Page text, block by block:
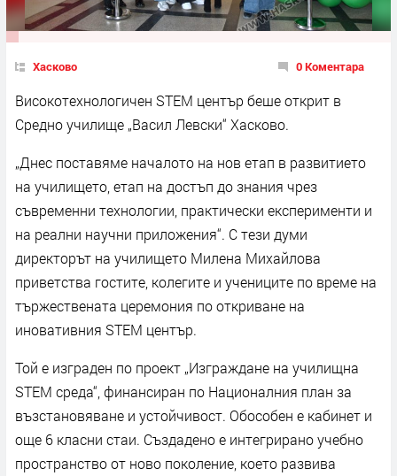
Хасково 0 Коментара
Високотехнологичен STEM център беше открит в
Средно училище „Васил Левски“ Хасково.
„Днес поставяме началото на нов етап в развитието
на училището, етап на достъп до знания чрез
съвременни технологии, практически експерименти и
на реални научни приложения“. С тези думи
директорът на училището Милена Михайлова
приветства гостите, колегите и учениците по време на
тържествената церемония по откриване на
иновативния STEM център.
Той е изграден по проект „Изграждане на училищна
STEM среда“, финансиран по Националния план за
възстановяване и устойчивост. Обособен е кабинет и
още 6 класни стаи. Създадено е интегрирано учебно
пространство от ново поколение, което развива